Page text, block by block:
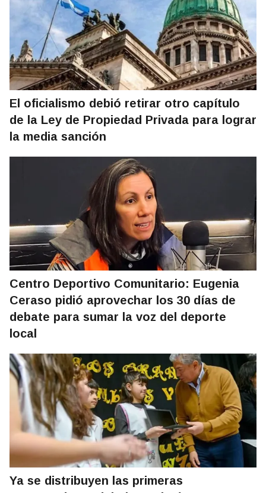
El oficialismo debió retirar otro capítulo
de la Ley de Propiedad Privada para lograr
la media sanción
Centro Deportivo Comunitario: Eugenia
Ceraso pidió aprovechar los 30 días de
debate para sumar la voz del deporte
local
Ya se distribuyen las primeras